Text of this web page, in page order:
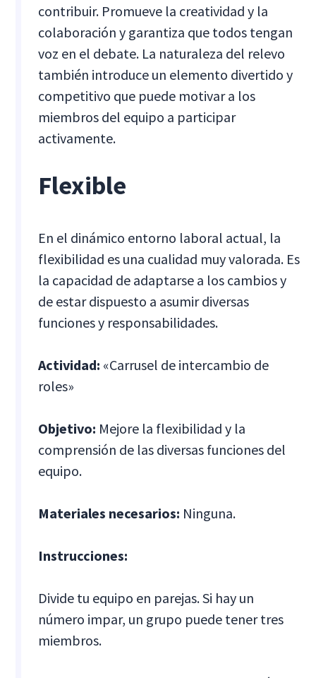
contribuir. Promueve la creatividad y la
colaboración y garantiza que todos tengan
voz en el debate. La naturaleza del relevo
también introduce un elemento divertido y
competitivo que puede motivar a los
miembros del equipo a participar
activamente.
Flexible
En el dinámico entorno laboral actual, la
flexibilidad es una cualidad muy valorada. Es
la capacidad de adaptarse a los cambios y
de estar dispuesto a asumir diversas
funciones y responsabilidades.
Actividad: «Carrusel de intercambio de
roles»
Objetivo: Mejore la flexibilidad y la
comprensión de las diversas funciones del
equipo.
Materiales necesarios: Ninguna.
Instrucciones:
Divide tu equipo en parejas. Si hay un
número impar, un grupo puede tener tres
miembros.